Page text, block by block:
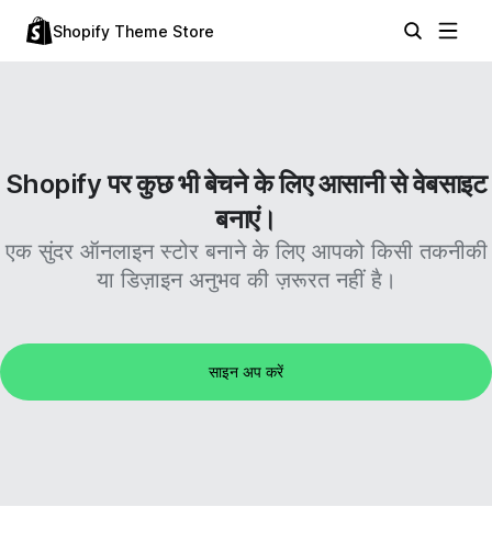
Shopify Theme Store
Shopify पर कुछ भी बेचने के लिए आसानी से वेबसाइट
बनाएं।
एक सुंदर ऑनलाइन स्टोर बनाने के लिए आपको किसी तकनीकी
या डिज़ाइन अनुभव की ज़रूरत नहीं है।
साइन अप करें